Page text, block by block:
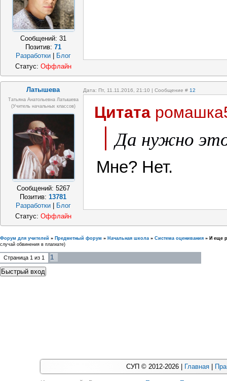
Сообщений: 31
Позитив: 71
Разработки
Блог
Статус: Оффлайн
Латышева Дата: Пт, 11.11.2016, 21:10 | Сообщение # 12
Татьяна Анатольевна Латышева
(учитель начальных классов)
Сообщений: 5267
Позитив:13781
Разработки
Блог
Цитата
Да нужно
Мне? Нет.
Статус: Оффлайн
Форум для учителей » Предметный форум » Начальная школа » Система оценивания » И еще
случай обвинения в плагиате)
Страница 1 из 1 1
СУП © 2012-2026 | Главная